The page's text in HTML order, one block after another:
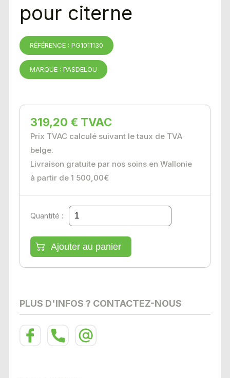
pour citerne
RÉFÉRENCE : PG1011130
MARQUE : PASDELOU
319,20 € TVAC
Prix TVAC calculé suivant le taux de TVA
belge.
Livraison gratuite par nos soins en Wallonie
à partir de 1 500,00€
Quantité :
PLUS D'INFOS ? CONTACTEZ-NOUS